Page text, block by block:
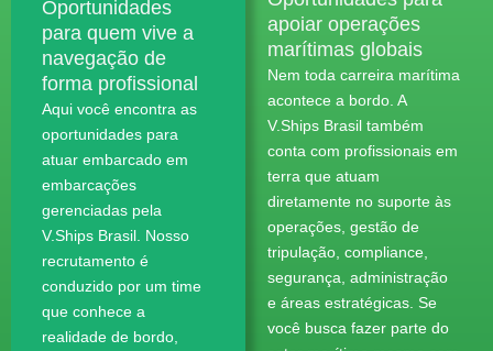
Oportunidades
para quem vive a
navegação de
forma profissional
Aqui você encontra as
oportunidades para
atuar embarcado em
embarcações
gerenciadas pela
V.Ships Brasil. Nosso
recrutamento é
conduzido por um time
que conhece a
realidade de bordo,
apoiar operações
marítimas globais
Nem toda carreira marítima
acontece a bordo. A
V.Ships Brasil também
conta com profissionais em
terra que atuam
diretamente no suporte às
operações, gestão de
tripulação, compliance,
segurança, administração
e áreas estratégicas. Se
você busca fazer parte do